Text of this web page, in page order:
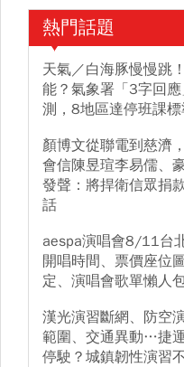
熱門話題
天氣／白海豚慢慢跳
能？氣象署「3字回
測，8地區達停班課
顏博文從聯電到慈濟
會信陳昱瑄李易儒、
發聲：將捍衛信眾捐
話
aespa演唱會8/11台
開唱時間、票價座位
定、演唱會歌單懶人
漢光演習斷網、防空
範圍、交通異動…捷
停駛？城鎮韌性演習